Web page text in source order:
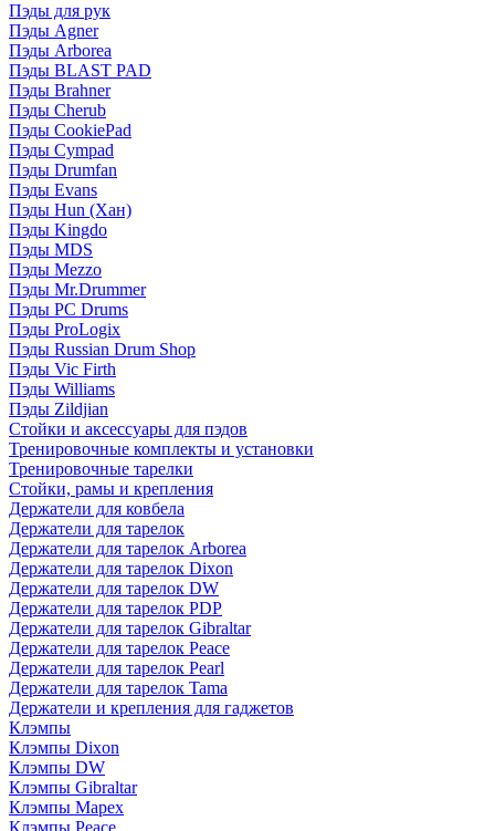
Пэды для рук
Пэды Agner
Пэды Arborea
Пэды BLAST PAD
Пэды Brahner
Пэды Cherub
Пэды CookiePad
Пэды Cympad
Пэды Drumfan
Пэды Evans
Пэды Hun (Хан)
Пэды Kingdo
Пэды MDS
Пэды Mezzo
Пэды Mr.Drummer
Пэды PC Drums
Пэды ProLogix
Пэды Russian Drum Shop
Пэды Vic Firth
Пэды Williams
Пэды Zildjian
Стойки и аксессуары для пэдов
Тренировочные комплекты и установки
Тренировочные тарелки
Стойки, рамы и крепления
Держатели для ковбела
Держатели для тарелок
Держатели для тарелок Arborea
Держатели для тарелок Dixon
Держатели для тарелок DW
Держатели для тарелок PDP
Держатели для тарелок Gibraltar
Держатели для тарелок Peace
Держатели для тарелок Pearl
Держатели для тарелок Tama
Держатели и крепления для гаджетов
Клэмпы
Клэмпы Dixon
Клэмпы DW
Клэмпы Gibraltar
Клэмпы Mapex
Клэмпы Peace